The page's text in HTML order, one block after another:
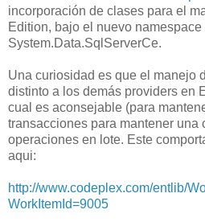
incorporación de clases para el
Edition, bajo el nuevo namespace
System.Data.SqlServerCe.
Una curiosidad es que el manejo
distinto a los demás providers en
cual es aconsejable (para
transacciones para mantener una
operaciones en lote. Este
aqui:
http://www.codeplex.com/entlib/
WorkItemId=9005